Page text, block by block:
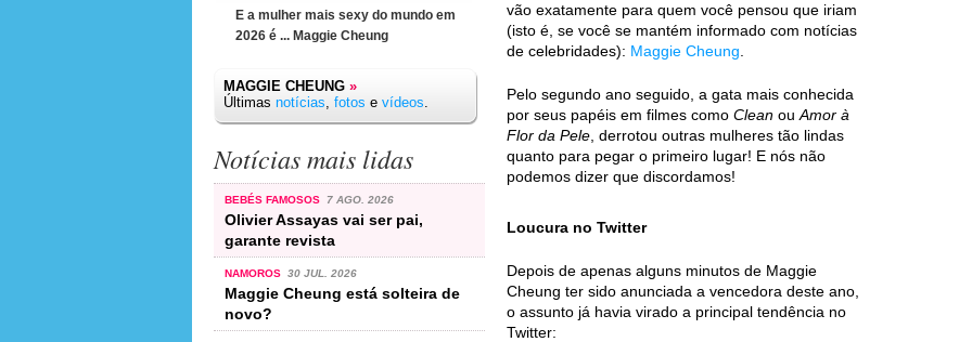
E a mulher mais sexy do mundo em
2026 é ... Maggie Cheung
MAGGIE CHEUNG »
Últimas notícias, fotos e vídeos.
Notícias mais lidas
BEBÉS FAMOSOS 7 AGO. 2026
Olivier Assayas vai ser pai,
garante revista
NAMOROS 30 JUL. 2026
Maggie Cheung está solteira de
novo?
vão exatamente para quem você pensou que iriam
(isto é, se você se mantém informado com notícias
de celebridades): Maggie Cheung
Pelo segundo ano seguido, a gata mais conhecida
por seus papéis em filmes como Clean ou Amor à
Flor da Pele , derrotou outras mulheres tão lindas
quanto para pegar o primeiro lugar! E nós não
podemos dizer que discordamos!
Loucura no Twitter
Depois de apenas alguns minutos de Maggie
Cheung ter sido anunciada a vencedora deste ano,
o assunto já havia virado a principal tendência no
Twitter: